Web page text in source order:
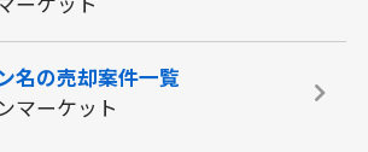
名の売却案件一覧
マーケット